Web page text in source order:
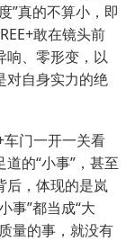
”真的不算小，即
敢在镜头前
响、零形变，以
对自身实力的绝
门一开一关看
的“小事”，甚至
后，体现的是岚
事”都当成“大
量的事，就没有